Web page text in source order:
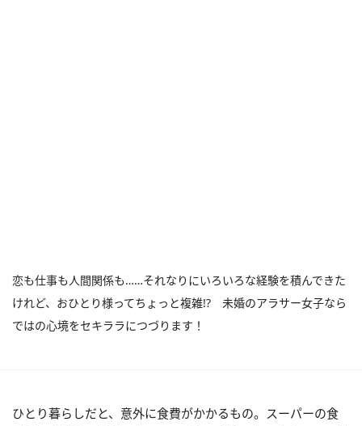
恋も仕事も人間関係も……それなりにいろいろな経験を積んできた
けれど、おひとり様ってちょっと複雑!? 未婚のアラサー女子なら
ではの心境をセキララにつづります！
ひとり暮らしだと、意外に食費がかかるもの。スーパーの食